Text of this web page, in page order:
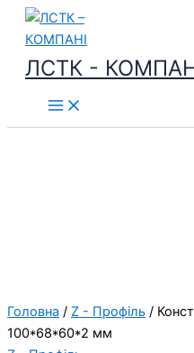
Перейти
вмісту
ЛСТК -
Головна / Z - Профіль /
100*68*60*2 мм